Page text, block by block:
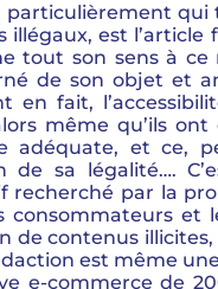
particulièrement
illégaux, est l’article
tout son sens à ce
de son objet et
en fait,
même qu’ils
adéquate, et ce,
de sa légalité….
recherché par la
consommateurs et
de contenus
est même
e-commerce de